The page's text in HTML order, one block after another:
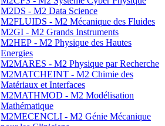
M2DS - M2 Data Science
M2FLUIDS - M2 Mécanique des Fluides
M2GI - M2 Grands Instruments
M2HEP - M2 Physique des Hautes
Energies
M2MARES - M2 Physique par Recherche
M2MATCHEINT - M2 Chimie des
Matériaux et Interfaces
M2MATHMOD - M2 Modélisation
Mathématique
M2MECENCLI - M2 Génie Mécanique